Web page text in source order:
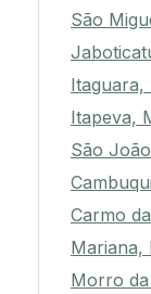
São
Itaguara,
Itapeva,
São
Carmo
Mariana,
Morro